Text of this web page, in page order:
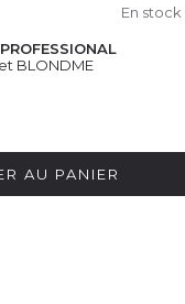
En stock
BLONDME
AU PANIER